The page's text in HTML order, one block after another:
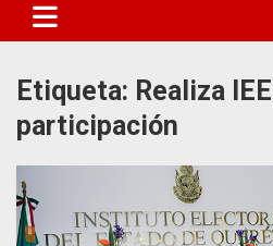
Etiqueta: Realiza
participación